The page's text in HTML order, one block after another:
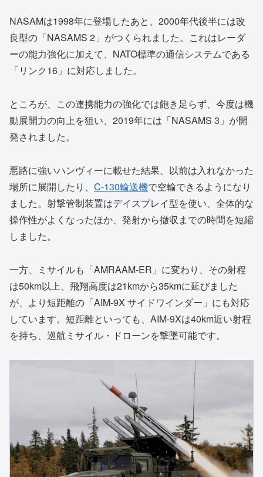
NASAMは1998年に登場したあと、2000年代後半には改
良型の「NASAMS 2」がつくられました。これはレーダ
ーの能力強化に加えて、NATO標準の通信システムである
「リンク16」に対応しました。
ところが、この連携能力の強化では飽き足らず、今度は機
動展開力の向上を狙い、2019年には「NASAMS 3」が開
発されました。
悪路に強いハンヴィーに載せた結果、以前は入れなかった
場所に展開したり、 C-130輸送機で空輸できるようになり
ました。射撃管制装置はデイスプレイ型を使い、全体的な
操作性がよくなったほか、発射から撤収までの時間を短縮
しました。
一方、ミサイルも「AMRAAM-ER」に変わり、その射程
は50km以上、飛翔高度は21kmから35kmに延びました
が、より短距離の「AIM-9X サイドワインダー」にも対応
しています。短距離といっても、AIM-9Xは40km近い射程
を持ち、巡航ミサイル・ドローンを撃墜可能です。